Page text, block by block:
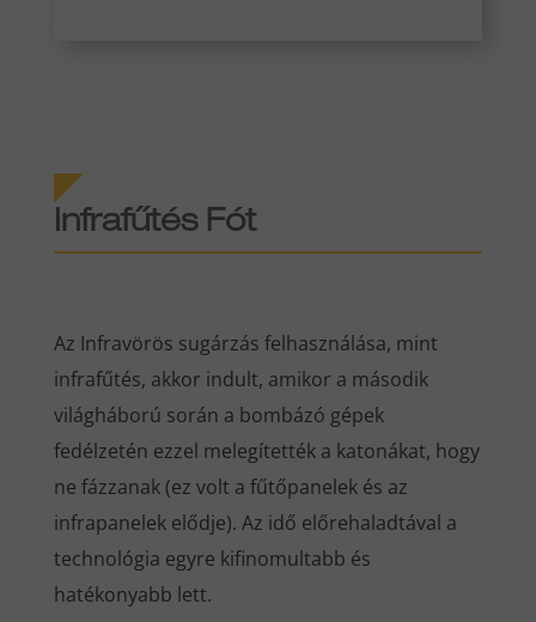
Infrafűtés Fót
Az Infravörös sugárzás felhasználása, mint
infrafűtés, akkor indult, amikor a második
világháború során a bombázó gépek
fedélzetén ezzel melegítették a katonákat, hogy
ne fázzanak (ez volt a fűtőpanelek és az
infrapanelek elődje). Az idő előrehaladtával a
technológia egyre kifinomultabb és
hatékonyabb lett.